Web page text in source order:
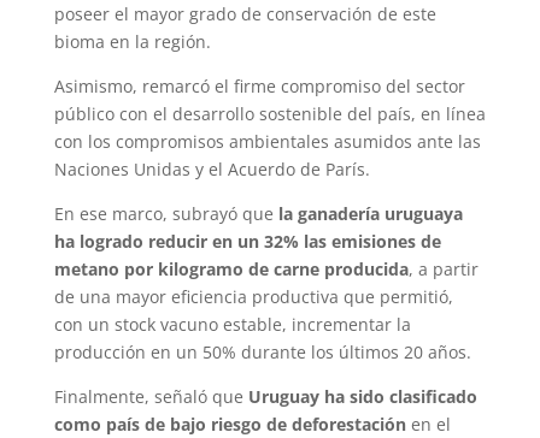
poseer el mayor grado de conservación de este
bioma en la región.
Asimismo, remarcó el firme compromiso del sector
público con el desarrollo sostenible del país, en línea
con los compromisos ambientales asumidos ante las
Naciones Unidas y el Acuerdo de París.
En ese marco, subrayó que la ganadería uruguaya
ha logrado reducir en un 32% las emisiones de
metano por kilogramo de carne producida, a partir
de una mayor eficiencia productiva que permitió,
con un stock vacuno estable, incrementar la
producción en un 50% durante los últimos 20 años.
Finalmente, señaló que Uruguay ha sido clasificado
como país de bajo riesgo de deforestaciónen el